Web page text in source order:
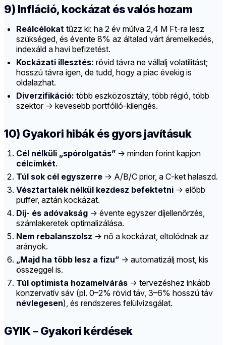
9) Infláció, kockázat és valós hozam
Reálcélokat tűzz ki: ha 2 év múlva 2,4 M Ft-ra lesz
szükséged, és évente 8% az általad várt áremelkedés,
indexáld a havi befizetést.
Kockázati illesztés: rövid távra ne vállalj volatilitást;
hosszú távra igen, de tudd, hogy a piac évekig is
oldalazhat.
Diverzifikáció: több eszközosztály, több régió, több
szektor → kevesebb portfólió-kilengés.
10) Gyakori hibák és gyors javításuk
Cél nélküli „spórolgatás” → minden forint kapjon
célcímkét.
Túl sok cél egyszerre → A/B/C prior, a C-ket halaszd.
Vésztartalék nélkül kezdesz befektetni → előbb
puffer, aztán kockázat.
Díj- és adóvakság → évente egyszer díjellenőrzés,
számlakeretek optimalizálása.
Nem rebalanszolsz → nő a kockázat, eltolódnak az
arányok.
„Majd ha több lesz a fizu” → automatizálj most, kis
összeggel is.
Túl optimista hozamelvárás → tervezéshez inkább
konzervatív sáv (pl. 0–2% rövid táv, 3–6% hosszú táv
névlegesen), és rendszeres felülvizsgálat.
GYIK – Gyakori kérdések